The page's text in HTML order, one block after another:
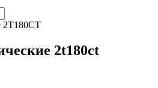
2t180ct